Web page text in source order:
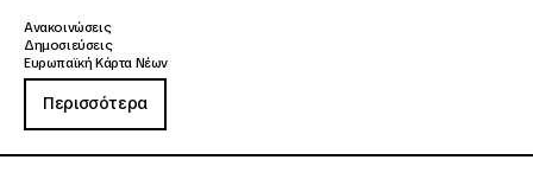
Ανακοινώσεις
Δημοσιεύσεις
Ευρωπαϊκή Κάρτα Νέων
Περισσότερα